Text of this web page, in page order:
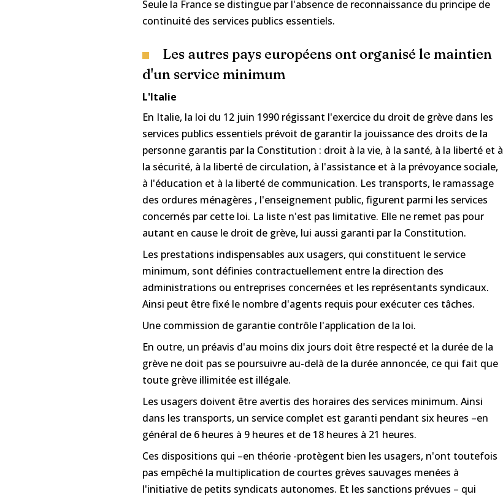
Seule la France se distingue par l'absence de reconnaissance du principe de
continuité des services publics essentiels.
Les autres pays européens ont organisé le maintien
d'un service minimum
L'Italie
En Italie, la loi du 12 juin 1990 régissant l'exercice du droit de grève dans les
services publics essentiels prévoit de garantir la jouissance des droits de la
personne garantis par la Constitution : droit à la vie, à la santé, à la liberté et à
la sécurité, à la liberté de circulation, à l'assistance et à la prévoyance sociale,
à l'éducation et à la liberté de communication. Les transports, le ramassage
des ordures ménagères , l'enseignement public, figurent parmi les services
concernés par cette loi. La liste n'est pas limitative. Elle ne remet pas pour
autant en cause le droit de grève, lui aussi garanti par la Constitution.
Les prestations indispensables aux usagers, qui constituent le service
minimum, sont définies contractuellement entre la direction des
administrations ou entreprises concernées et les représentants syndicaux.
Ainsi peut être fixé le nombre d'agents requis pour exécuter ces tâches.
Une commission de garantie contrôle l'application de la loi.
En outre, un préavis d'au moins dix jours doit être respecté et la durée de la
grève ne doit pas se poursuivre au-delà de la durée annoncée, ce qui fait que
toute grève illimitée est illégale.
Les usagers doivent être avertis des horaires des services minimum. Ainsi
dans les transports, un service complet est garanti pendant six heures –en
général de 6 heures à 9 heures et de 18 heures à 21 heures.
Ces dispositions qui –en théorie -protègent bien les usagers, n'ont toutefois
pas empêché la multiplication de courtes grèves sauvages menées à
l'initiative de petits syndicats autonomes. Et les sanctions prévues – qui